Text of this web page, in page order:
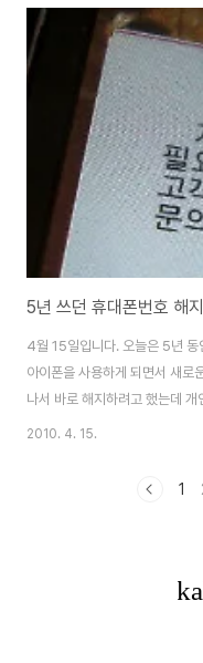
는 모습을 보면서 할머니는 너
했는데.. 며느리가 일찍 세상을
무를 하다가 주말에 대전 집에
적으로 압박을 주는 상황이 생
주말마다 아..
5년 쓰던 휴대폰번호 해
4월 15일입니다. 오늘은 5년 동
아이폰을 사용하게 되면서 새로
나서 바로 해지하려고 했는데
었습니다. 새로운 번호를 사용하
상에 올려놓고 다니게 되었습니
2010. 4. 15.
1